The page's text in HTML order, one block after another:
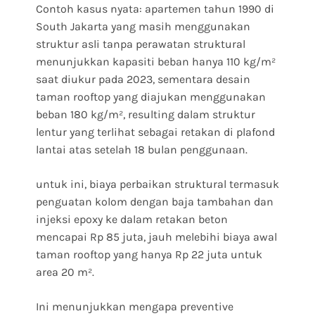
Contoh kasus nyata: apartemen tahun 1990 di
South Jakarta yang masih menggunakan
struktur asli tanpa perawatan struktural
menunjukkan kapasiti beban hanya 110 kg/m²
saat diukur pada 2023, sementara desain
taman rooftop yang diajukan menggunakan
beban 180 kg/m², resulting dalam struktur
lentur yang terlihat sebagai retakan di plafond
lantai atas setelah 18 bulan penggunaan.
untuk ini, biaya perbaikan struktural termasuk
penguatan kolom dengan baja tambahan dan
injeksi epoxy ke dalam retakan beton
mencapai Rp 85 juta, jauh melebihi biaya awal
taman rooftop yang hanya Rp 22 juta untuk
area 20 m².
Ini menunjukkan mengapa preventive